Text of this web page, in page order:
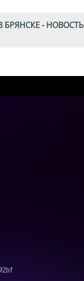
БРЯНСКЕ - НОВОСТЬ